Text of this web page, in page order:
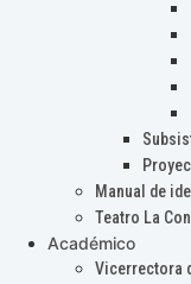
Manual de
Teatro La
Académico
Vicerrectora